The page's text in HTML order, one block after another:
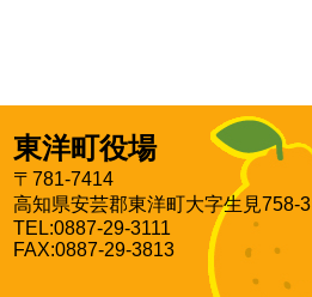
東洋町役場
〒781-7414
高知県安芸郡東洋町大字生見758-3
TEL:0887-29-3111
FAX:0887-29-3813